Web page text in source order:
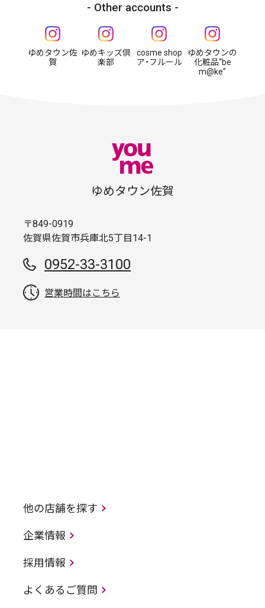
Other accounts
ゆめタウン佐
賀
ゆめキッズ倶
楽部
cosme shop
ア・フルール
ゆめタウンの
化粧品“be
m@ke”
ゆめタウン佐賀
〒849-0919
佐賀県佐賀市兵庫北5丁目14-1
0952-33-3100
営業時間はこちら
他の店舗を探す
企業情報
採用情報
よくあるご質問